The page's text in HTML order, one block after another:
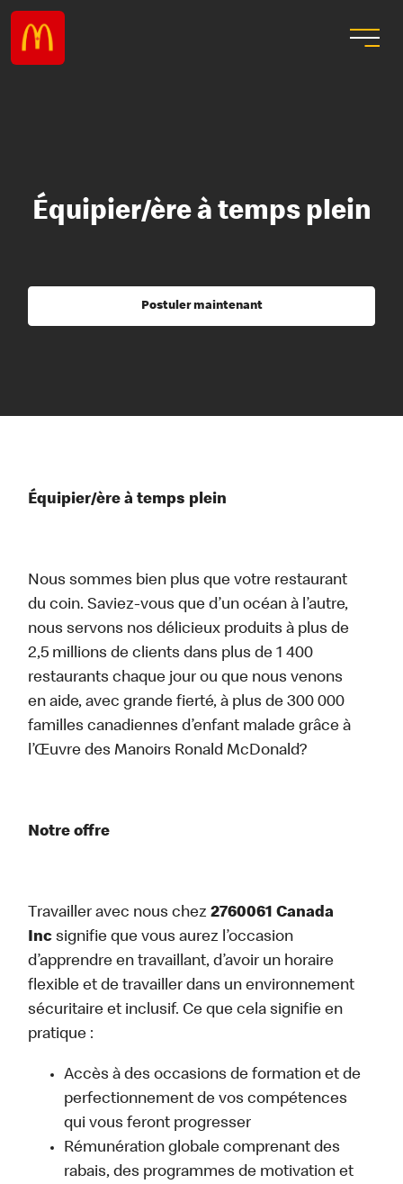
Équipier/ère à temps plein
Postuler maintenant
Équipier/ère à temps plein
Nous sommes bien plus que votre restaurant
du coin. Saviez-vous que d’un océan à l’autre,
nous servons nos délicieux produits à plus de
2,5 millions de clients dans plus de 1 400
restaurants chaque jour ou que nous venons
en aide, avec grande fierté, à plus de 300 000
familles canadiennes d’enfant malade grâce à
l’Œuvre des Manoirs Ronald McDonald?
Notre offre
Travailler avec nous chez2760061 Canada
Incsignifie que vous aurez l’occasion
d’apprendre en travaillant, d’avoir un horaire
flexible et de travailler dans un environnement
sécuritaire et inclusif. Ce que cela signifie en
pratique :
Accès à des occasions de formation et de
perfectionnement de vos compétences
qui vous feront progresser
Rémunération globale comprenant des
rabais, des programmes de motivation et